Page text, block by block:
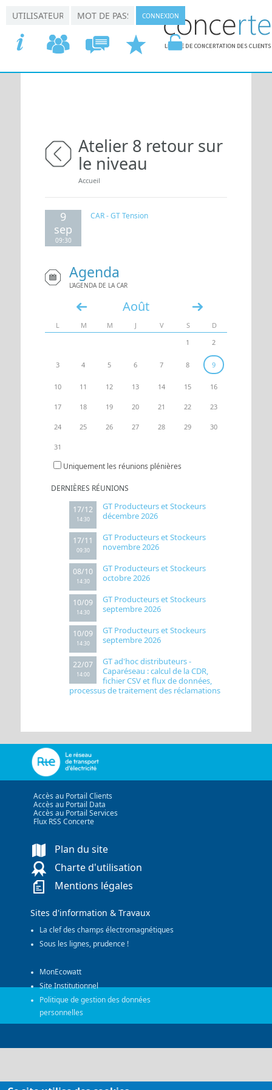
UN ACCÈS
Atelier 8 retour sur
le niveau
Vous êtes ici
Accueil
9
sep
09:30
CAR - GT Tension
Agenda
L'AGENDA DE LA CAR
Août
« »
L M M J V S
D
1
2
3 4 5 6 7 8 9
10 11 12 13 14 15 16
17 18 19 20 21 22 23
24 25 26 27 28 29 30
31
Uniquement les réunions plénières
DERNIÈRES RÉUNIONS
17/12
14:30
GT Producteurs et Stockeurs
décembre 2026
17/11
09:30
GT Producteurs et Stockeurs
novembre 2026
08/10
14:30
GT Producteurs et Stockeurs
octobre 2026
10/09
14:30
GT Producteurs et Stockeurs
septembre 2026
10/09
14:30
GT Producteurs et Stockeurs
septembre 2026
22/07
14:00
GT ad'hoc distributeurs -
Caparéseau : calcul de la CDR,
fichier CSV et flux de données,
processus de traitement des réclamations
Accès au Portail Clients
Accès au Portail Data
Accès au Portail Services
Flux RSS Concerte
Plan du site
Charte d'utilisation
Mentions légales
Sites d'information & Travaux
La clef des champs électromagnétiques
Sous les lignes, prudence !
MonEcowatt
Site Institutionnel
Politique de gestion des données
personnelles